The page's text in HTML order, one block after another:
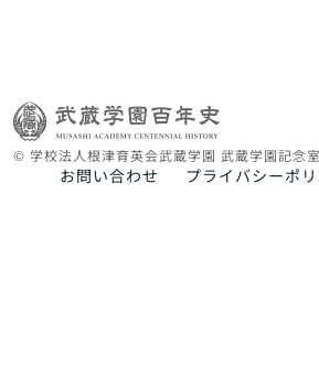
© 学校法人根津育英会武蔵学園 武蔵学園記念室
お問い合わせ プライバシーポ